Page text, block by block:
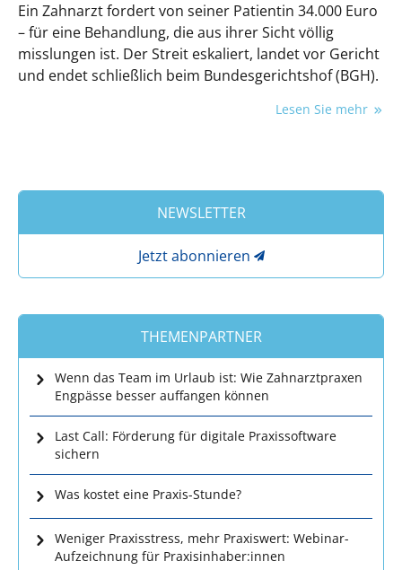
Ein Zahnarzt fordert von seiner Patientin 34.000 Euro
– für eine Behandlung, die aus ihrer Sicht völlig
misslungen ist. Der Streit eskaliert, landet vor Gericht
und endet schließlich beim Bundesgerichtshof (BGH).
Lesen Sie mehr
NEWSLETTER
Jetzt abonnieren
THEMENPARTNER
Wenn das Team im Urlaub ist: Wie Zahnarztpraxen
Engpässe besser auffangen können
Last Call: Förderung für digitale Praxissoftware
sichern
Was kostet eine Praxis-Stunde?
Weniger Praxisstress, mehr Praxiswert: Webinar-
Aufzeichnung für Praxisinhaber:innen